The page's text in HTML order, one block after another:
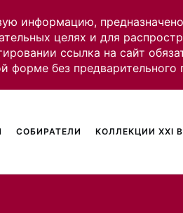
информацию,
целях и для
ссылка на сайт
без предварительного
СОБИРАТЕЛИ КОЛЛЕКЦИИ XXI